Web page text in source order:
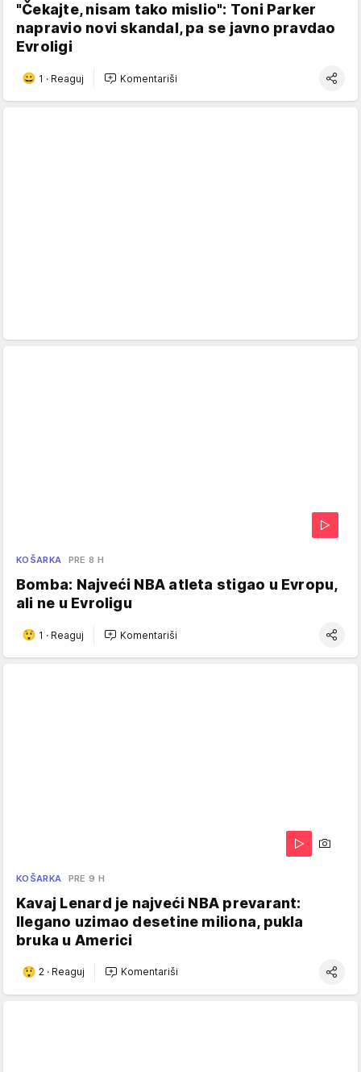
"Čekajte, nisam tako mislio": Toni Parker
napravio novi skandal, pa se javno pravdao
Evroligi
1 · Reaguj Komentariši
KOŠARKA PRE 8 H
Bomba: Najveći NBA atleta stigao u Evropu,
ali ne u Evroligu
1 · Reaguj Komentariši
KOŠARKA PRE 9 H
Kavaj Lenard je najveći NBA prevarant:
Ilegano uzimao desetine miliona, pukla
bruka u Americi
2 · Reaguj Komentariši